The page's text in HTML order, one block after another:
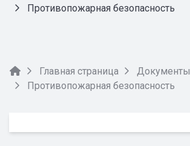
Противопожарная безопасность
Главная страница
Документы
Противопожарная безопасность